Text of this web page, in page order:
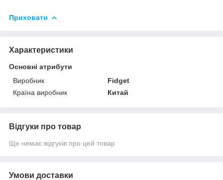
Приховати
Характеристики
Основні атрибути
Виробник
Fidget
Країна виробник
Китай
Відгуки про товар
Ще немає відгуків про цей товар
Умови доставки